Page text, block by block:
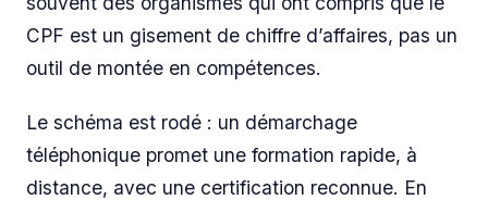
CPF est un gisement de chiffre d’affaires, pas un
outil de montée en compétences.
Le schéma est rodé : un démarchage
téléphonique promet une formation rapide, à
distance, avec une certification reconnue. En